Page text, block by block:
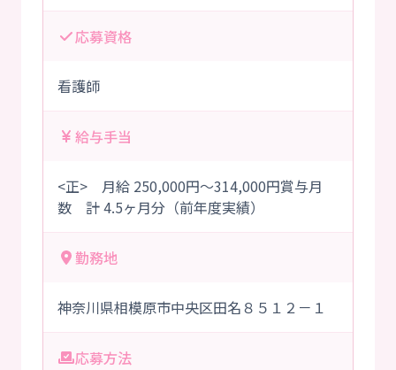
応募資格
看護師
給与手当
<正> 月給 250,000円～314,000円賞与月
数 計 4.5ヶ月分（前年度実績）
勤務地
神奈川県相模原市中央区田名８５１２－１
応募方法